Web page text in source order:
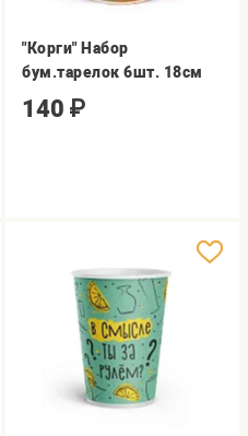
"Корги" Набор
бум.тарелок 6шт. 18см
140 ₽